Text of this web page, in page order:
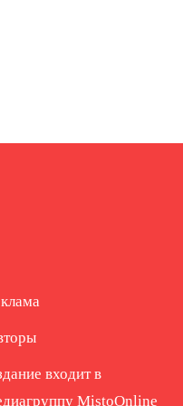
входит в
MistoOnline